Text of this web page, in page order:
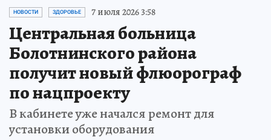
НОВОСТИ ЗДОРОВЬЕ 7 июля 2026 3:58
Центральная больница
Болотнинского района
получит новый флюорограф
по нацпроекту
В кабинете уже начался ремонт для
установки оборудования